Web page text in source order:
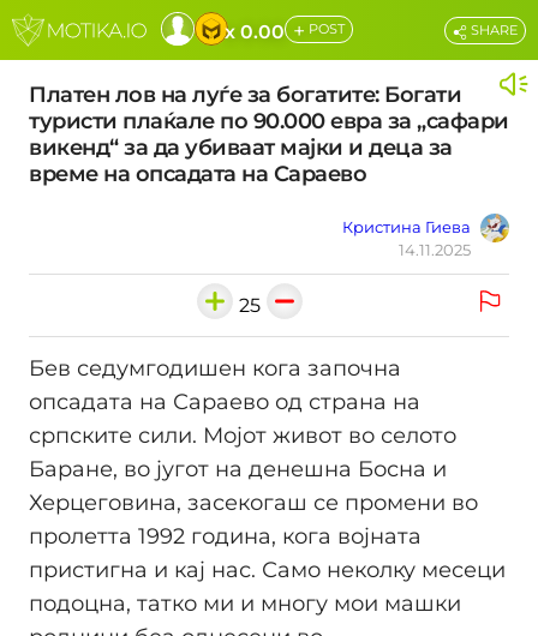
x 0.00 + POST
Платен лов на луѓе за богатите: Богати
туристи плаќале по 90.000 евра за „сафари
викенд“ за да убиваат мајки и деца за
време на опсадата на Сараево
Кристина Гиева
14.11.2025
SHARE
25
Бев седумгодишен кога започна
опсадата на Сараево од страна на
српските сили. Мојот живот во селото
Баране, во југот на денешна Босна и
Херцеговина, засекогаш се промени во
пролетта 1992 година, кога војната
пристигна и кај нас. Само неколку месеци
подоцна, татко ми и многу мои машки